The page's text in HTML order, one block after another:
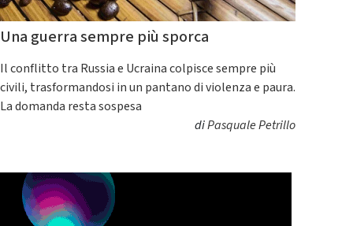
Una guerra sempre più sporca
Il conflitto tra Russia e Ucraina colpisce sempre più
civili, trasformandosi in un pantano di violenza e paura.
La domanda resta sospesa
diPasquale Petrillo